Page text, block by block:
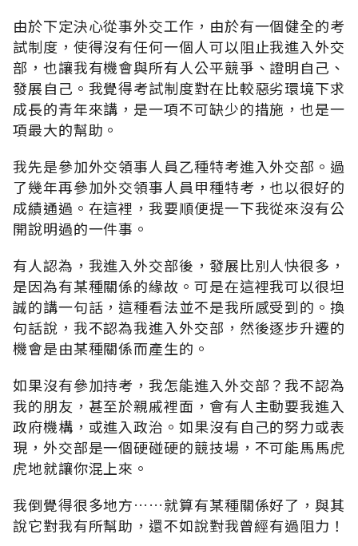
由於下定決心從事外交工作，由於有一個健全的考
試制度，使得沒有任何一個人可以阻止我進入外交
部，也讓我有機會與所有人公平競爭、證明自己、
發展自己。我覺得考試制度對在比較惡劣環境下求
成長的青年來講，是一項不可缺少的措施，也是一
項最大的幫助。
我先是參加外交領事人員乙種特考進入外交部。過
了幾年再參加外交領事人員甲種特考，也以很好的
成績通過。在這裡，我要順便提一下我從來沒有公
開說明過的一件事。
有人認為，我進入外交部後，發展比別人快很多，
是因為有某種關係的緣故。可是在這裡我可以很坦
誠的講一句話，這種看法並不是我所感受到的。換
句話說，我不認為我進入外交部，然後逐步升遷的
機會是由某種關係而產生的。
如果沒有參加持考，我怎能進入外交部？我不認為
我的朋友，甚至於親戚裡面，會有人主動要我進入
政府機構，或進入政治。如果沒有自己的努力或表
現，外交部是一個硬碰硬的競技場，不可能馬馬虎
虎地就讓你混上來。
我倒覺得很多地方……就算有某種關係好了，與其
說它對我有所幫助，還不如說對我曾經有過阻力！